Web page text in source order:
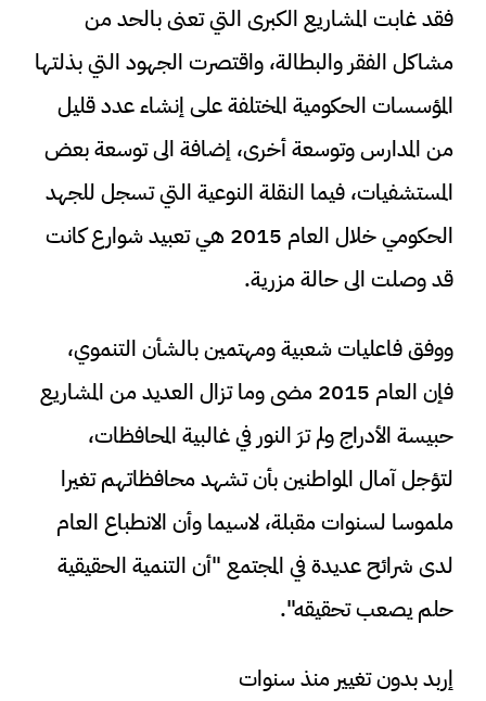
فقد غابت المشاريع الكبرى التي تعنى بالحد من
مشاكل الفقر والبطالة، واقتصرت الجهود التي بذلتها
المؤسسات الحكومية المختلفة على إنشاء عدد قليل
من المدارس وتوسعة أخرى، إضافة الى توسعة بعض
المستشفيات، فيما النقلة النوعية التي تسجل للجهد
الحكومي خلال العام 2015 هي تعبيد شوارع كانت
قد وصلت الى حالة مزرية.
ووفق فاعليات شعبية ومهتمين بالشأن التنموي،
فإن العام 2015 مضى وما تزال العديد من المشاريع
حبيسة الأدراج ولم ترَ النور في غالبية المحافظات،
لتؤجل آمال المواطنين بأن تشهد محافظاتهم تغيرا
ملموسا لسنوات مقبلة، لاسيما وأن الانطباع العام
لدى شرائح عديدة في المجتمع "أن التنمية الحقيقية
حلم يصعب تحقيقه".
إربد بدون تغيير منذ سنوات